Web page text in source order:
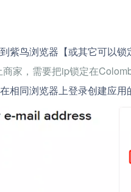
紫鸟浏览器【或其它可以
家，需要把ip锁定在
相同浏览器上登录创建应